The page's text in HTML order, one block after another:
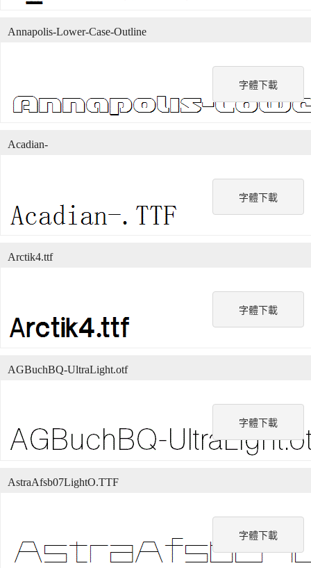
字體下載
Annapolis-Lower-Case-Outline
字體下載
Acadian-
字體下載
Arctik4.ttf
字體下載
AGBuchBQ-UltraLight.otf
字體下載
AstraAfsb07LightO.TTF